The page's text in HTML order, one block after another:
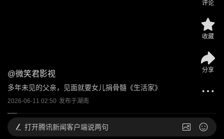
@微笑君影视
多年未见的父亲，见面就要女儿捐骨髓《生活家》
2026-06-11 02:50 发布于湖南
评论
收藏
分享
打开腾讯新闻客户端说两句